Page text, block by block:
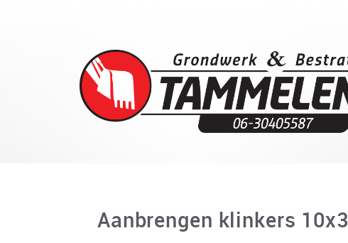
Aanbrengen klinkers